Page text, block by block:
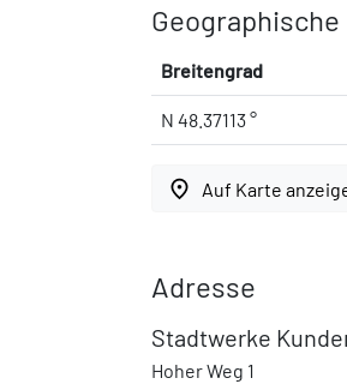
Breitengrad
N 48.37113 °
place Auf Karte
Adresse
Stadtwerke
Hoher Weg 1